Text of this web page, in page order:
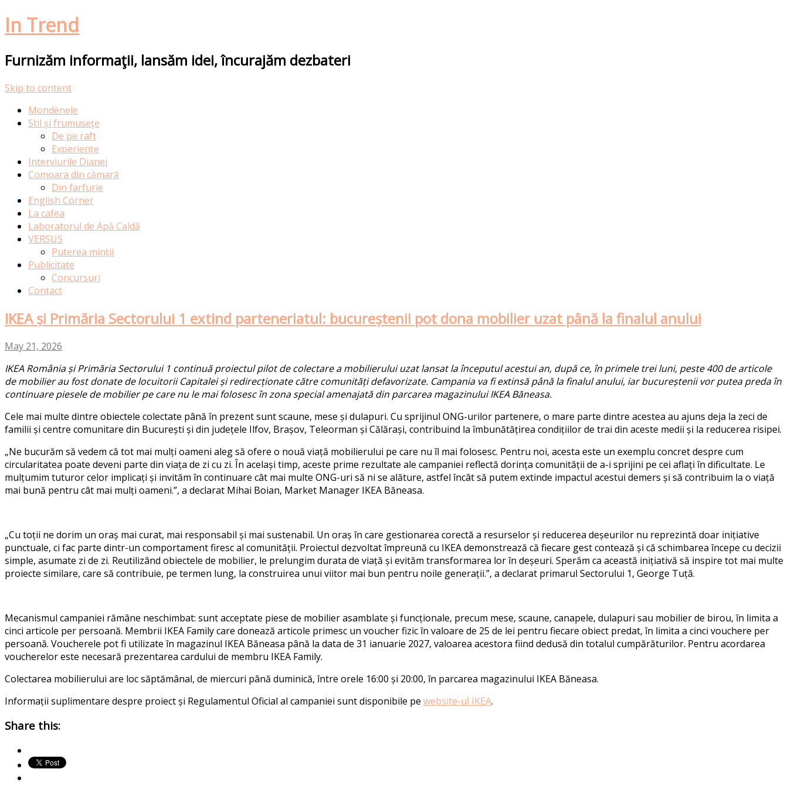
In Trend
Furnizăm informaţii, lansăm idei, încurajăm dezbateri
Skip to content
Mondènele
Stil şi frumuseţe
De pe raft
Experiențe
Interviurile Dianei
Comoara din cămară
Din farfurie
English Corner
La cafea
Laboratorul de Apă Caldă
VERSUS
Puterea minții
Publicitate
Concursuri
Contact
IKEA și Primăria Sectorului 1 extind parteneriatul: bucureștenii pot dona mobilier uzat până la finalul anului
May 21, 2026
IKEA România și Primăria Sectorului 1 continuă proiectul pilot de colectare a mobilierului uzat lansat la începutul acestui an, după ce, în primele treiluni, peste 400 de articole
de mobilier au fost donate de locuitorii Capitalei și redirecționate cătrecomunități defavorizate. Campania va fi extinsă până la finalul anului, iar bucureștenii vor putea preda în
continuare piesele de mobilier pe care nu le mai folosesc în zona special amenajată din parcarea magazinului IKEA Băneasa.
Cele mai multe dintre obiectele colectate până în prezent sunt scaune, mese și dulapuri. Cu sprijinul ONG-urilor partenere, o mare parte dintre acestea au ajuns deja la zeci de
familii și centre comunitare din București și din județele Ilfov, Brașov, Teleorman și Călărași, contribuind la îmbunătățirea condițiilor de trai din aceste medii și la reducerea risipei.
„Ne bucurăm să vedem că tot mai mulți oameni aleg să ofere o nouă viață mobilierului pe care nu îl mai folosesc. Pentru noi, acesta este un exemplu concret despre cum
circularitatea poate deveni parte din viața de zi cu zi. În același timp, aceste prime rezultate ale campaniei reflectă dorința comunității de a-i sprijini pe cei aflați în dificultate. Le
mulțumim tuturor celor implicați și invităm în continuare cât mai multe ONG-uri să ni se alăture, astfel încât să putem extinde impactul acestui demers și să contribuim la o viață
mai bună pentru cât mai mulți oameni.”, a declarat Mihai Boian, Market Manager IKEA Băneasa.
„Cu toții ne dorim un oraș mai curat, mai responsabil și mai sustenabil. Un oraș în care gestionarea corectă a resurselor și reducerea deșeurilor nu reprezintă doar inițiative
punctuale, ci fac parte dintr-un comportament firesc al comunității. Proiectul dezvoltat împreună cu IKEA demonstrează că fiecare gest contează și că schimbarea începe cu decizii
simple, asumate zi de zi. Reutilizând obiectele de mobilier, le prelungim durata de viață și evităm transformarea lor în deșeuri. Sperăm ca această inițiativă să inspire tot mai multe
proiecte similare, care să contribuie, pe termen lung, la construirea unui viitor mai bun pentru noile generații.”, a declarat primarul Sectorului 1, George Tuță.
Mecanismul campaniei rămâne neschimbat: sunt acceptate piese de mobilier asamblate și funcționale, precum mese, scaune, canapele, dulapuri sau mobilier de birou, în limita a
cinci articole per persoană. Membrii IKEA Family care donează articole primesc un voucher fizic în valoare de 25 de lei pentru fiecare obiect predat, în limita a cinci vouchere per
persoană. Voucherele pot fi utilizate în magazinul IKEA Băneasa până la data de 31 ianuarie 2027, valoarea acestora fiind dedusă din totalul cumpărăturilor. Pentru acordarea
voucherelor este necesară prezentarea cardului de membru IKEA Family.
Colectarea mobilierului are loc săptămânal, de miercuri până duminică, între orele 16:00 și 20:00, în parcarea magazinului IKEA Băneasa.
Informații suplimentare despre proiect și Regulamentul Oficial al campaniei sunt disponibile pe website-ul IKEA.
Share this: